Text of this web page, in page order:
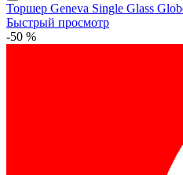
Торшер Geneva Single Glass
Быстрый просмотр
-50 %